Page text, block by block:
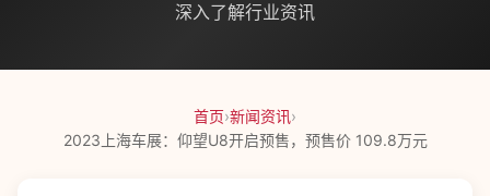
深入了解行业资讯
首页›新闻资讯›
2023上海车展：仰望U8开启预售，预售价 109.8万元